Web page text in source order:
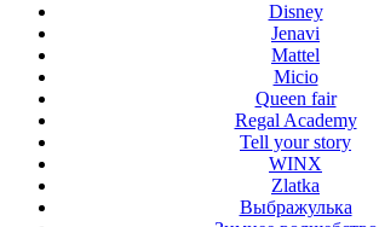
Disney
Jenavi
Mattel
Micio
Queen fair
Regal Academy
Tell your story
WINX
Zlatka
Выбражулька